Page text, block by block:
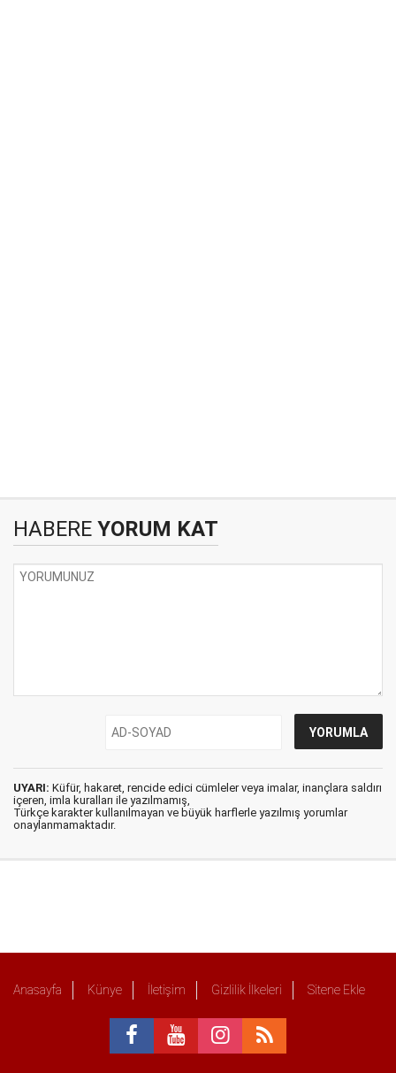
HABERE YORUM KAT
UYARI: Küfür, hakaret, rencide edici cümleler veya imalar, inançlara saldırı
içeren, imla kuralları ile yazılmamış,
Türkçe karakter kullanılmayan ve büyük harflerle yazılmış yorumlar
onaylanmamaktadır.
Anasayfa Künye İletişim Gizlilik İlkeleri Sitene Ekle